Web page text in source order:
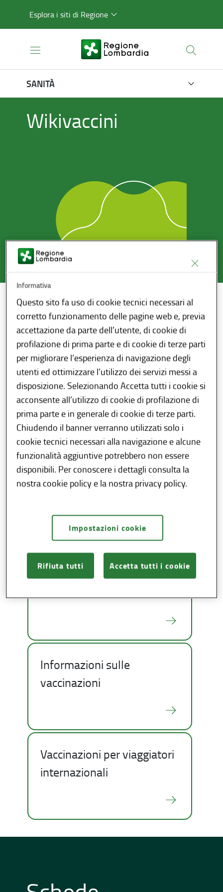
Esplora i siti di Regione
SANITÀ
Wikivaccini
Home / Sanità / Wikivaccini
Sottosezioni
Vaccinazioni disponibili
Vaccinazioni per fascia di
Come prenotare una
Informazioni sulle
vaccinazioni
Vaccinazioni per viaggiatori
internazionali
Informativa
Questo sito fa uso di cookie tecnici necessari al
corretto funzionamento delle pagine web e, previa
accettazione da parte dell’utente, di cookie di
profilazione di prima parte e di cookie di terze parti
per migliorare l’esperienza di navigazione degli
utenti ed ottimizzare l’utilizzo dei servizi messi a
disposizione. Selezionando Accetta tutti i cookie si
acconsente all’utilizzo di cookie di profilazione di
prima parte e in generale di cookie di terze parti.
Chiudendo il banner verranno utilizzati solo i
cookie tecnici necessari alla navigazione e alcune
funzionalità aggiuntive potrebbero non essere
disponibili. Per conoscere i dettagli consulta la
nostra cookie policy e la nostra privacy policy.
Impostazioni cookie
Rifiuta tutti Accetta tutti i cookie